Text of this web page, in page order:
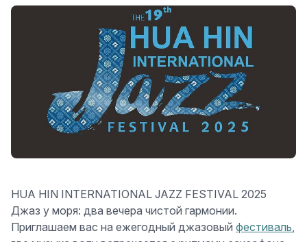
HUA HIN INTERNATIONAL JAZZ FESTIVAL 2025
Джаз у моря: два вечера чистой гармонии.
Приглашаем вас на ежегодный джазовый фестиваль,